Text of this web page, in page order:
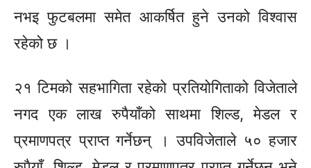
नभइ फुटबलमा समेत आकर्षित हुने उनको विश्वास
रहेको छ ।
२१ टिमको सहभागिता रहेको प्रतियोगिताको विजेताले
नगद एक लाख रुपैयाँको साथमा शिल्ड, मेडल र
प्रमाणपत्र प्राप्त गर्नेछन् । उपविजेताले ५० हजार